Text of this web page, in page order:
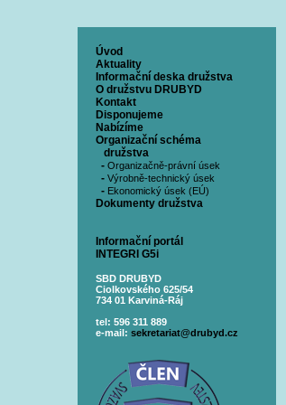
Úvod
Aktuality
Informační deska družstva
O družstvu DRUBYD
Kontakt
Disponujeme
Nabízíme
Organizační schéma
družstva
- Organizačně-právní úsek
- Výrobně-technický úsek
- Ekonomický úsek (EÚ)
Dokumenty družstva
Informační portál
INTEGRI G5i
SBD DRUBYD
Ciolkovského 625/54
734 01 Karviná-Ráj
tel: 596 311 889
e-mail: sekretariat@drubyd.cz